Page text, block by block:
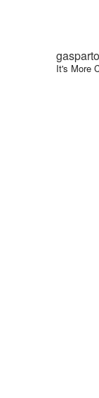
It's More